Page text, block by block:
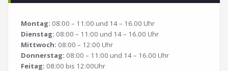
Montag: 08:00 – 11:00 und 14 – 16.00 Uhr
Dienstag: 08:00 – 11:00 und 14 – 16.00 Uhr
Mittwoch: 08:00 – 12:00 Uhr
Donnerstag: 08:00 – 11:00 und 14 – 16.00 Uhr
Feitag: 08:00 bis 12:00Uhr